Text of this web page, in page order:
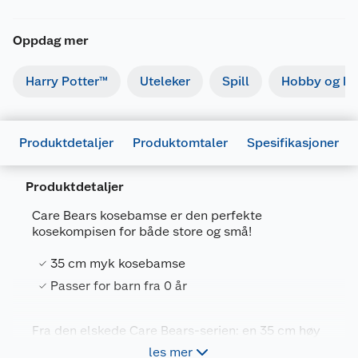
Oppdag mer
Harry Potter™ Uteleker Spill Hobby og
Produktdetaljer Produktomtaler Spesifikasjoner
Produktdetaljer
Care Bears kosebamse er den perfekte
kosekompisen for både store og små!
35 cm myk kosebamse
Passer for barn fra 0 år
Fra den elskede Care Bears-serien: en 35 cm høy
og supermyk kosevenn. Kosebjørner er kjent for å
les mer
Generelt
Artikkelnummer